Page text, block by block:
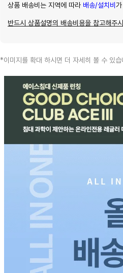
상품 배송비는 지역에 따라 배송/설치비
반드시 상품설명의 배송비용을 참고해주
*이미지를 확대 하시면 더 자세히 볼 수 있습